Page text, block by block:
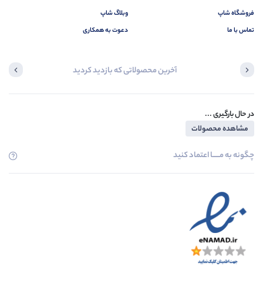
فروشگاه شاپ
تماس با ما
وبلاگ شاپ
دعوت به همکاری
آخرین محصولاتی که بازدید کردید
در حال بارگیری ...
مشاهده محصولات
چگونه به مــــــا اعتماد کنید